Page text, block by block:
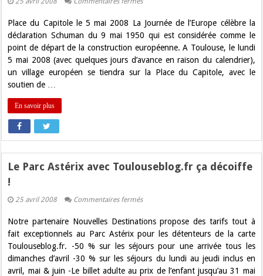
la
Journée
l’Europe
2008
Place du Capitole le 5 mai 2008 La Journée de l’Europe célèbre la
déclaration Schuman du 9 mai 1950 qui est considérée comme le
point de départ de la construction européenne. A Toulouse, le lundi
5 mai 2008 (avec quelques jours d’avance en raison du calendrier),
un village européen se tiendra sur la Place du Capitole, avec le
soutien de …
En savoir plus
Le Parc Astérix avec Toulouseblog.fr ça décoiffe
!
25 avril 2008 Commentaires ferméssur
Astérix
avec
ça
décoiffe
Notre partenaire Nouvelles Destinations propose des tarifs tout à
fait exceptionnels au Parc Astérix pour les détenteurs de la carte
Toulouseblog.fr. -50 % sur les séjours pour une arrivée tous les
dimanches d’avril -30 % sur les séjours du lundi au jeudi inclus en
avril, mai & juin -Le billet adulte au prix de l’enfant jusqu’au 31 mai